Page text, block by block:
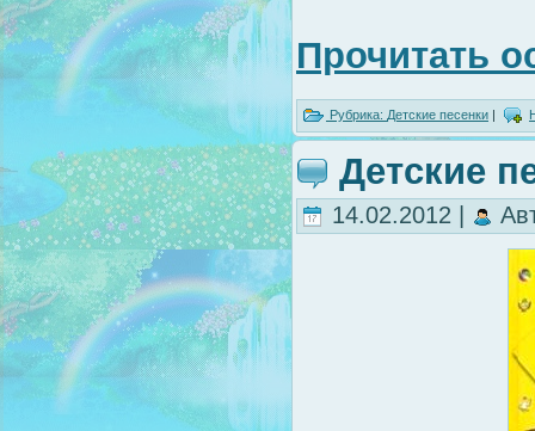
Прочитать
Рубрика: Детские песенки
Детские
14.02.2012 |